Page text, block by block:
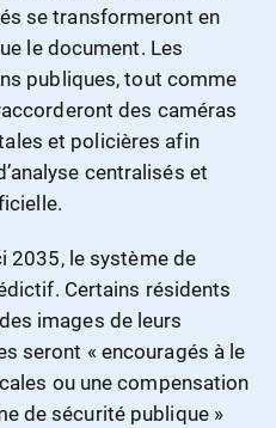
se transformeront en
le document. Les
publiques, tout comme
des caméras
et policières afin
centralisés et
2035, le système de
Certains résidents
images de leurs
seront « encouragés à le
ou une compensation
de sécurité publique »